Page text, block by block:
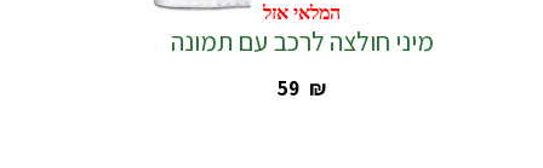
המלאי אזל
המלאי אזל
מיני חולצה לרכב עם תמונה
‎59 ₪